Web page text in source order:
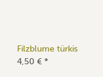
Filzblume türkis
4,50 € *